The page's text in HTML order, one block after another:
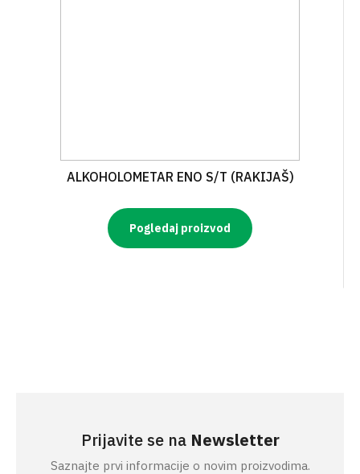
ALKOHOLOMETAR ENO S/T (RAKIJAŠ)
Pogledaj proizvod
Prijavite se na Newsletter
Saznajte prvi informacije o novim proizvodima.